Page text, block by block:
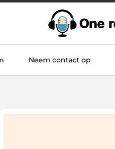
Neem contact op